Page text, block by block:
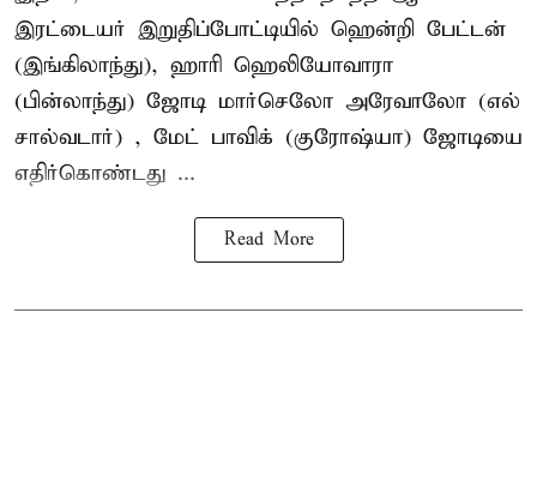
இரட்டையர் இறுதிப்போட்டியில் ஹென்றி பேட்டன்
(இங்கிலாந்து), ஹாரி ஹெலியோவாரா
(பின்லாந்து) ஜோடி மார்செலோ அரேவாலோ (எல்
சால்வடார்) , மேட் பாவிக் (குரோஷ்யா) ஜோடியை
எதிர்கொண்டது ...
Read More